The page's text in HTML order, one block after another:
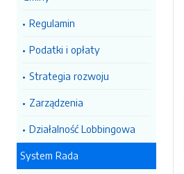
Regulamin
Podatki i opłaty
Strategia rozwoju
Zarządzenia
Działalność Lobbingowa
System Rada